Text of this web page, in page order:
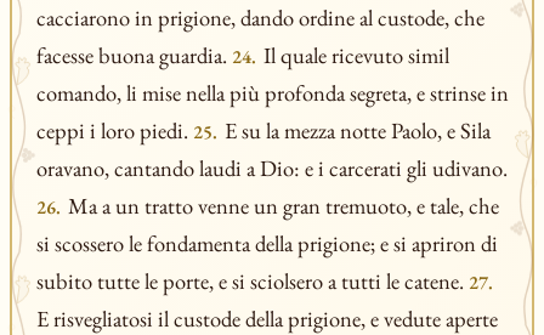
cacciarono in prigione, dando ordine al custode, che
facesse buona guardia. 24. Il quale ricevuto simil
comando, li mise nella più profonda segreta, e strinse in
ceppi i loro piedi. 25. E su la mezza notte Paolo, e Sila
oravano, cantando laudi a Dio: e i carcerati gli udivano.
26. Ma a un tratto venne un gran tremuoto, e tale, che
si scossero le fondamenta della prigione; e si apriron di
subito tutte le porte, e si sciolsero a tutti le catene. 27.
E risvegliatosi il custode della prigione, e vedute aperte